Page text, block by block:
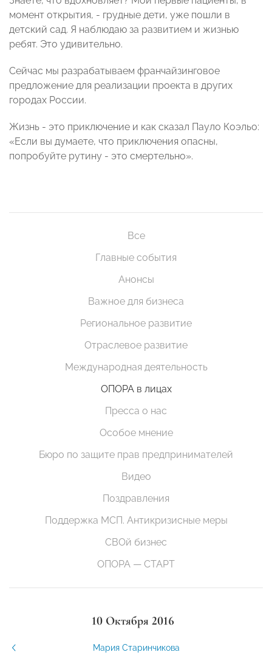
момент открытия, - грудные дети, уже пошли в
детский сад. Я наблюдаю за развитием и жизнью
ребят. Это удивительно.
Сейчас мы разрабатываем франчайзинговое
предложение для реализации проекта в других
городах России.
Жизнь - это приключение и как сказал Пауло Коэльо:
«Если вы думаете, что приключения опасны,
попробуйте рутину - это смертельно».
Все
Главные события
Анонсы
Важное для бизнеса
Региональное развитие
Отраслевое развитие
Международная деятельность
ОПОРА в лицах
Пресса о нас
Особое мнение
Бюро по защите прав предпринимателей
Видео
Поздравления
Поддержка МСП. Антикризисные меры
СВОй бизнес
ОПОРА — СТАРТ
10 Октября 2016
Мария Старинчикова